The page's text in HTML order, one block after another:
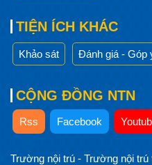
TIỆN ÍCH KHÁC
Khảo sát Đánh giá - Góp
CỘNG ĐỒNG NTN
Rss Facebook
Trường nội trú - Trường nội trú